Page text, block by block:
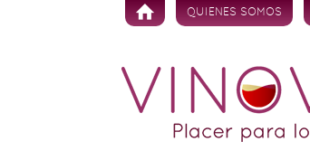
Skip to content
QUIENES SOMOS